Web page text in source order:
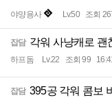
야먕용사 Lv.50 조회
잡담 각워 사냥캐로 괜
하프돔 Lv.22 조회 99
잡담 395공 각워 콤보